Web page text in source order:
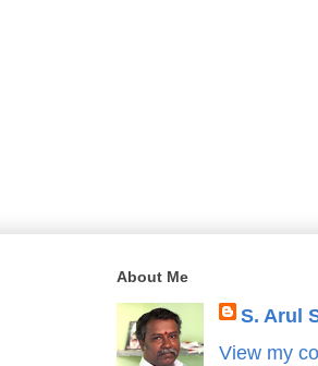
About Me
S. Arul
View my